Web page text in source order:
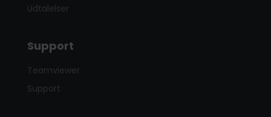
Udtalelser
Support
Teamviewer
Support